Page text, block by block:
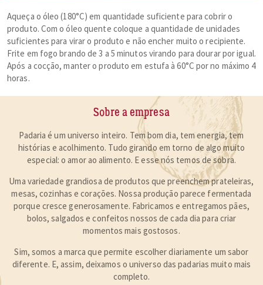
Aqueça o óleo (180°C) em quantidade suficiente para cobrir o
produto. Com o óleo quente coloque a quantidade de unidades
suficientes para virar o produto e não encher muito o recipiente.
Frite em fogo brando de 3 a 5 minutos virando para dourar por igual.
Após a cocção, manter o produto em estufa à 60°C por no máximo 4
horas.
Sobre a empresa
Padaria é um universo inteiro. Tem bom dia, tem energia, tem
histórias e acolhimento. Tudo girando em torno de algo muito
especial:o amor ao alimento. E esse nós temos de sobra.
Uma variedade grandiosa de produtos que preenchem prateleiras,
mesas, cozinhas e corações. Nossa produção parece fermentada
porque cresce generosamente. Fabricamos e entregamos pães,
bolos, salgados e confeitos nossos de cada dia para criar
momentos mais gostosos.
Sim, somos a marca que permite escolher diariamente um sabor
diferente. E, assim, deixamos o universo das padarias muito mais
completo.